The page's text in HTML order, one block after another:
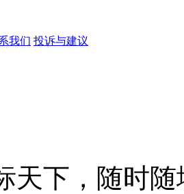
我们 投诉与建议
天下，随时